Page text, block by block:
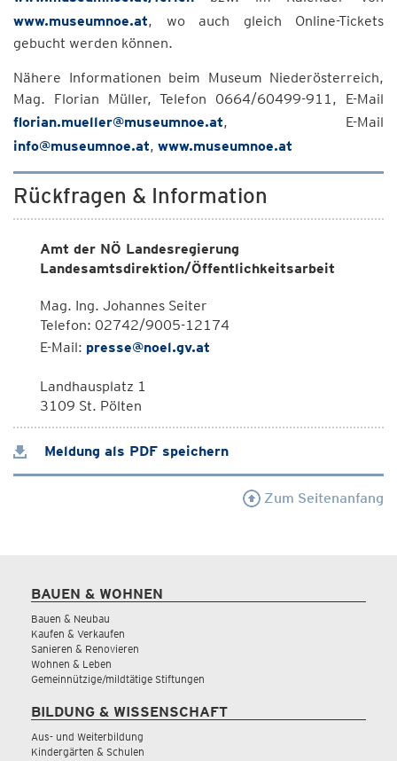
www.museumnoe.at, wo auch gleich Online-Tickets
gebucht werden können.
Nähere Informationen beim Museum Niederösterreich,
Mag. Florian Müller, Telefon 0664/60499-911, E-Mail
florian.mueller@museumnoe.at, E-Mail
info@museumnoe.at, www.museumnoe.at
Rückfragen & Information
Amt der NÖ Landesregierung
Landesamtsdirektion/Öffentlichkeitsarbeit
Mag. Ing. Johannes Seiter
Telefon: 02742/9005-12174
E-Mail: presse@noel.gv.at
Landhausplatz 1
3109 St. Pölten
Meldung als PDF speichern
Zum Seitenanfang
BAUEN & WOHNEN
Bauen & Neubau
Kaufen & Verkaufen
Sanieren & Renovieren
Wohnen & Leben
Gemeinnützige/mildtätige Stiftungen
BILDUNG & WISSENSCHAFT
Aus- und Weiterbildung
Kindergärten & Schulen